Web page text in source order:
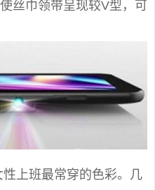
丝巾领带呈现较V型，可
上班最常穿的色彩。几